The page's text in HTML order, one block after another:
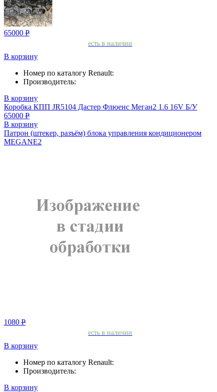
65000 Р
есть в наличии
В корзину
Номер по каталогу Renault:
Производитель:
В корзину
Коробка КПП JR5104 Дастер Флюенс Меган2 1.6 16V Б/У
65000 Р
В корзину
Патрон (штекер, разъём) блока управления кондиционером
MEGANE2
1080 Р
есть в наличии
В корзину
Номер по каталогу Renault:
Производитель:
В корзину